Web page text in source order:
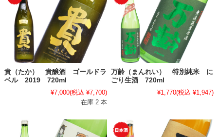
貴（たか） 貴醸酒 ゴールドラ
ベル 2019 720ml
¥7,000(税込 ¥7,700)
在庫 2 本
万齢（まんれい） 特別純米 に
ごり生酒 720ml
¥1,770(税込 ¥1,947)